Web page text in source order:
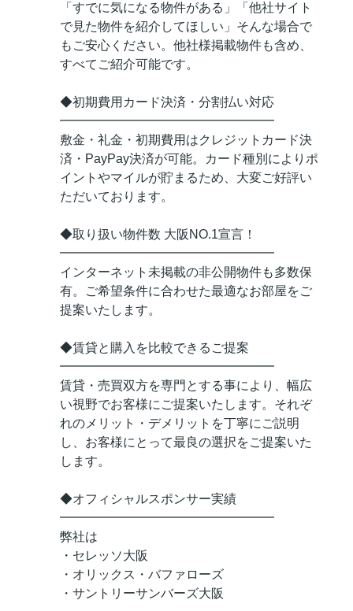
「すでに気になる物件がある」「他社サイト
で見た物件を紹介してほしい」そんな場合で
もご安心ください。他社様掲載物件も含め、
すべてご紹介可能です。
◆初期費用カード決済・分割払い対応
━━━━━━━━━━━━━━━━━
敷金・礼金・初期費用はクレジットカード決
済・PayPay決済が可能。カード種別によりポ
イントやマイルが貯まるため、大変ご好評い
ただいております。
◆取り扱い物件数 大阪NO.1宣言！
━━━━━━━━━━━━━━━━━
インターネット未掲載の非公開物件も多数保
有。ご希望条件に合わせた最適なお部屋をご
提案いたします。
◆賃貸と購入を比較できるご提案
━━━━━━━━━━━━━━━━━
賃貸・売買双方を専門とする事により、幅広
い視野でお客様にご提案いたします。それぞ
れのメリット・デメリットを丁寧にご説明
し、お客様にとって最良の選択をご提案いた
します。
◆オフィシャルスポンサー実績
━━━━━━━━━━━━━━━━━
弊社は
・セレッソ大阪
・オリックス・バファローズ
・サントリーサンバーズ大阪